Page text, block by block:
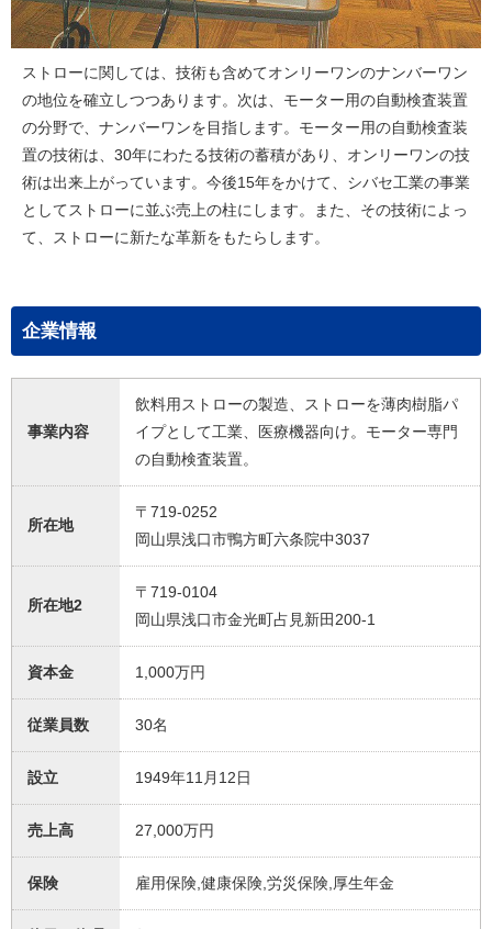
ストローに関しては、技術も含めてオンリーワンのナンバーワン
の地位を確立しつつあります。次は、モーター用の自動検査装置
の分野で、ナンバーワンを目指します。モーター用の自動検査装
置の技術は、30年にわたる技術の蓄積があり、オンリーワンの技
術は出来上がっています。今後15年をかけて、シバセ工業の事業
としてストローに並ぶ売上の柱にします。また、その技術によっ
て、ストローに新たな革新をもたらします。
企業情報
事業内容
飲料用ストローの製造、ストローを薄肉樹脂パ
イプとして工業、医療機器向け。モーター専門
の自動検査装置。
所在地
〒719-0252
岡山県浅口市鴨方町六条院中3037
所在地2
〒719-0104
岡山県浅口市金光町占見新田200-1
資本金 1,000万円
従業員数 30名
設立 1949年11月12日
売上高 27,000万円
保険 雇用保険,健康保険,労災保険,厚生年金